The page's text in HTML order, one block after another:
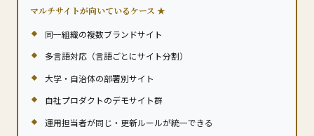
マルチサイトが向いているケース
同一組織の複数ブランドサイト
多言語対応（言語ごとにサイト分割）
大学・自治体の部署別サイト
自社プロダクトのデモサイト群
運用担当者が同じ・更新ルールが統一できる